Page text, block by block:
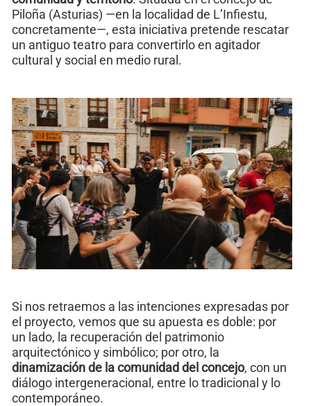
Piloña (Asturias) —en la localidad de L’Infiestu,
concretamente—, esta iniciativa pretende rescatar
un antiguo teatro para convertirlo en agitador
cultural y social en medio rural.
Si nos retraemos a las intenciones expresadas por
el proyecto, vemos que su apuesta es doble: por
un lado, la recuperación del patrimonio
arquitectónico y simbólico; por otro, la
dinamización de la comunidad del concejo, con un
diálogo intergeneracional, entre lo tradicional y lo
contemporáneo.